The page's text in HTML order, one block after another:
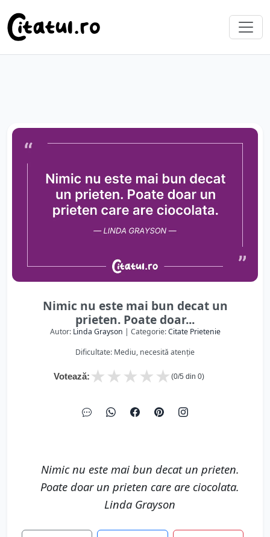
Nimic nu este mai bun decat un
prieten. Poate doar...
Autor: Linda Grayson | Categorie:Citate Prietenie
Dificultate: Mediu, necesită atenție
Votează: ★
★
★
★
★ (0/5 din 0)
Nimic nu este mai bun decat un prieten.
Poate doar un prieten care are ciocolata.
Linda Grayson